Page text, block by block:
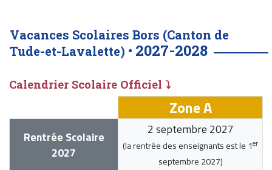
Vacances Scolaires Bors (Canton de
Tude-et-Lavalette) • 2027-2028
Calendrier Scolaire Officiel ⤵
Zone A
Rentrée Scolaire
2027
2 septembre 2027
(la rentrée des enseignants est le 1er
septembre 2027)